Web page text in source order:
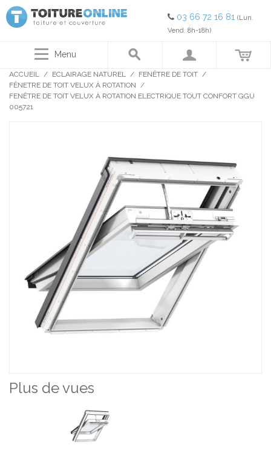
03 66 72 16 81 (Lun.
Vend. 8h-18h)
Menu
ACCUEIL / ECLAIRAGE NATUREL / FENÊTRE DE TOIT /
FÊNETRE DE TOIT VELUX À ROTATION /
FENÊTRE DE TOIT VELUX À ROTATION ELECTRIQUE TOUT CONFORT GGU
005721
Plus de vues